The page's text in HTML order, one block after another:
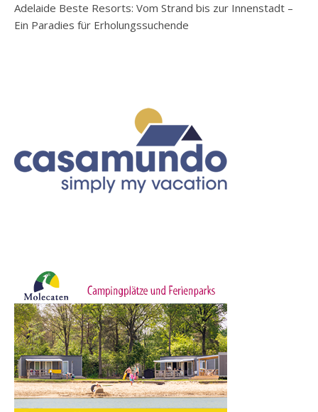
Adelaide Beste Resorts: Vom Strand bis zur Innenstadt –
Ein Paradies für Erholungssuchende